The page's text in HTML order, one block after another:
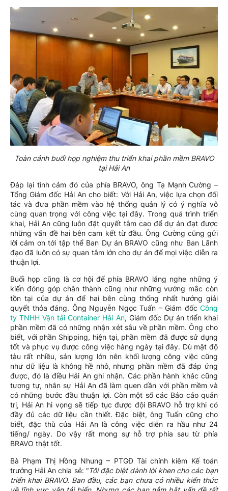
Toàn cảnh buổi họp nghiệm thu triển khai phần mềm BRAVO
tại Hải An
Đáp lại tình cảm đó của phía BRAVO, ông Tạ Mạnh Cường –
Tổng Giám đốc Hải An cho biết: Với Hải An, việc lựa chọn đối
tác và đưa phần mềm vào hệ thống quản lý có ý nghĩa vô
cùng quan trọng với công việc tại đây. Trong quá trình triển
khai, Hải An cũng luôn đặt quyết tâm cao để dự án đạt được
những vấn đề hai bên cam kết từ đầu. Ông Cường cũng gửi
lời cảm ơn tới tập thể Ban Dự án BRAVO cũng như Ban Lãnh
đạo đã luôn có sự quan tâm lớn cho dự án để mọi việc diễn ra
thuận lợi.
Buổi họp cũng là cơ hội để phía BRAVO lắng nghe những ý
kiến đóng góp chân thành cũng như những vướng mắc còn
tồn tại của dự án để hai bên cùng thống nhất hướng giải
quyết thỏa đáng. Ông Nguyễn Ngọc Tuấn – Giám đốc Công
ty TNHH Vận tải Container Hải An, Giám đốc Dự án triển khai
phần mềm đã có những nhận xét sâu về phần mềm. Ông cho
biết, với phần Shipping, hiện tại, phần mềm đã được sử dụng
tốt và phục vụ được công việc hàng ngày tại đây. Dù mật độ
tàu rất nhiều, sản lượng lớn nên khối lượng công việc cũng
như dữ liệu là không hề nhỏ, nhưng phần mềm đã đáp ứng
được, đó là điều Hải An ghi nhận. Các phần hành khác cũng
tương tự, nhân sự Hải An đã làm quen dần với phần mềm và
có những bước đầu thuận lợi. Còn một số các Báo cáo quản
trị, Hải An hi vọng sẽ tiếp tục được đội BRAVO hỗ trợ khi có
đầy đủ các dữ liệu cần thiết. Đặc biệt, ông Tuấn cũng cho
biết, đặc thù của Hải An là công việc diễn ra hầu như 24
tiếng/ ngày. Do vậy rất mong sự hỗ trợ phía sau từ phía
BRAVO thật tốt.
Bà Phạm Thị Hồng Nhung – PTGĐ Tài chính kiêm Kế toán
trưởng Hải An chia sẻ: “Tôi đặc biệt dành lời khen cho các bạn
triển khai BRAVO. Ban đầu, các bạn chưa có nhiều kiến thức